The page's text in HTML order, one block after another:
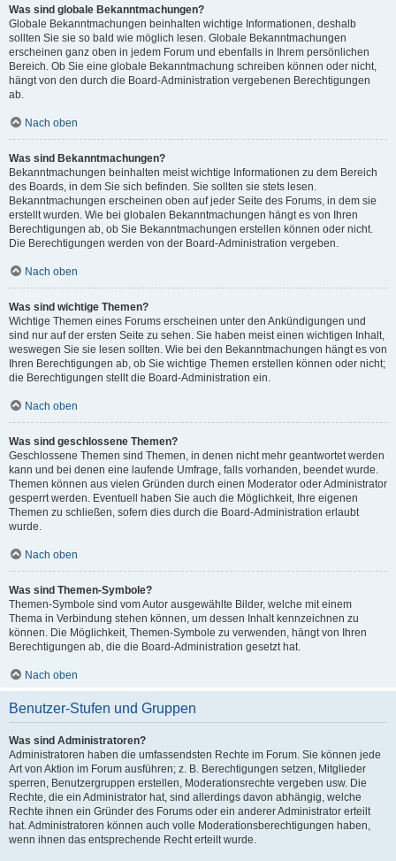
Was sind globale Bekanntmachungen?
Globale Bekanntmachungen beinhalten wichtige Informationen, deshalb
sollten Sie sie so bald wie möglich lesen. Globale Bekanntmachungen
erscheinen ganz oben in jedem Forum und ebenfalls in Ihrem persönlichen
Bereich. Ob Sie eine globale Bekanntmachung schreiben können oder nicht,
hängt von den durch die Board-Administration vergebenen Berechtigungen
ab.
Nach oben
Was sind Bekanntmachungen?
Bekanntmachungen beinhalten meist wichtige Informationen zu dem Bereich
des Boards, in dem Sie sich befinden. Sie sollten sie stets lesen.
Bekanntmachungen erscheinen oben auf jeder Seite des Forums, in dem sie
erstellt wurden. Wie bei globalen Bekanntmachungen hängt es von Ihren
Berechtigungen ab, ob Sie Bekanntmachungen erstellen können oder nicht.
Die Berechtigungen werden von der Board-Administration vergeben.
Nach oben
Was sind wichtige Themen?
Wichtige Themen eines Forums erscheinen unter den Ankündigungen und
sind nur auf der ersten Seite zu sehen. Sie haben meist einen wichtigen Inhalt,
weswegen Sie sie lesen sollten. Wie bei den Bekanntmachungen hängt es von
Ihren Berechtigungen ab, ob Sie wichtige Themen erstellen können oder nicht;
die Berechtigungen stellt die Board-Administration ein.
Nach oben
Was sind geschlossene Themen?
Geschlossene Themen sind Themen, in denen nicht mehr geantwortet werden
kann und bei denen eine laufende Umfrage, falls vorhanden, beendet wurde.
Themen können aus vielen Gründen durch einen Moderator oder Administrator
gesperrt werden. Eventuell haben Sie auch die Möglichkeit, Ihre eigenen
Themen zu schließen, sofern dies durch die Board-Administration erlaubt
wurde.
Nach oben
Was sind Themen-Symbole?
Themen-Symbole sind vom Autor ausgewählte Bilder, welche mit einem
Thema in Verbindung stehen können, um dessen Inhalt kennzeichnen zu
können. Die Möglichkeit, Themen-Symbole zu verwenden, hängt von Ihren
Berechtigungen ab, die die Board-Administration gesetzt hat.
Nach oben
Benutzer-Stufen und Gruppen
Was sind Administratoren?
Administratoren haben die umfassendsten Rechte im Forum. Sie können jede
Art von Aktion im Forum ausführen; z. B. Berechtigungen setzen, Mitglieder
sperren, Benutzergruppen erstellen, Moderationsrechte vergeben usw. Die
Rechte, die ein Administrator hat, sind allerdings davon abhängig, welche
Rechte ihnen ein Gründer des Forums oder ein anderer Administrator erteilt
hat. Administratoren können auch volle Moderationsberechtigungen haben,
wenn ihnen das entsprechende Recht erteilt wurde.